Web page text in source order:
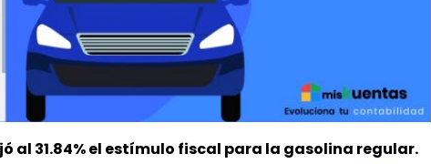
al 31.84% el estímulo fiscal para la gasolina regular.